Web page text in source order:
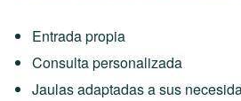
Entrada propia
Consulta personalizada
Jaulas adaptadas a sus